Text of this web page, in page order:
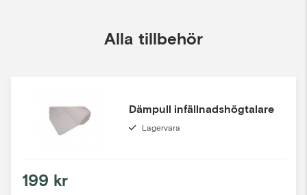
Alla tillbehör
Dämpull infällnadshögtalare
Lagervara
199 kr